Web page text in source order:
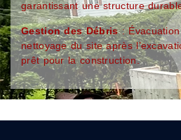
garantissant une structure
Gestion des Débris:
nettoyage du site après
prêt pour la construction.